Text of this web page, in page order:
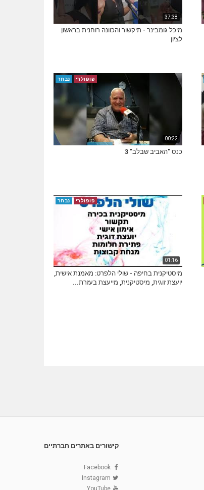
37:38
מיכל גומבינר - תיקשור והכוונה רוחנית בראשון
לציון
00:22
פופולרי נבחר
כנס "האביב שבלב" 3
01:16
פופולרי נבחר
מיסטיקנית בחיפה - שולי הלפרט: מאמנת אישית,
יועצת זוגית, מיסטיקנית, מייעצת בעזרת...
קישורים באתרים חברתיים
Facebook
Instagram